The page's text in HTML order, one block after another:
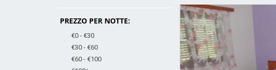
PREZZO PER NOTTE:
€0 - €30
€30 - €60
€60 - €100